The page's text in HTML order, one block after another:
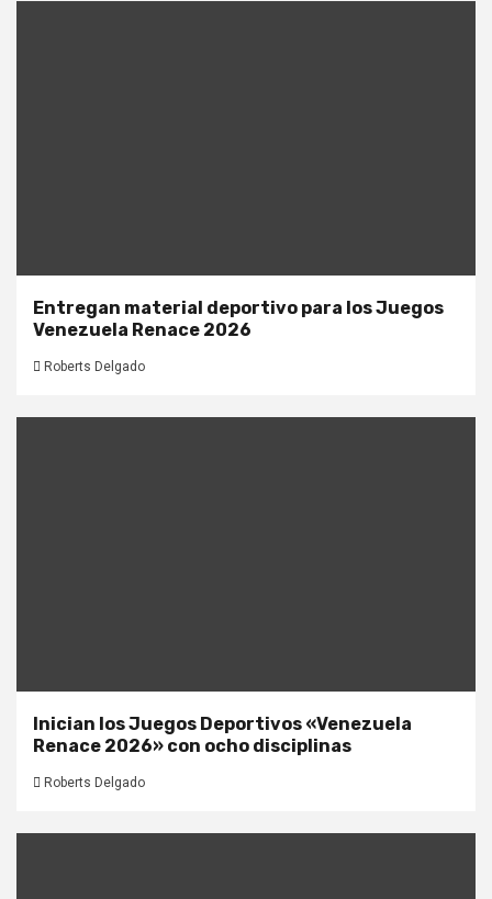
Entregan material deportivo para los Juegos
Venezuela Renace 2026
Roberts Delgado
Inician los Juegos Deportivos «Venezuela
Renace 2026» con ocho disciplinas
Roberts Delgado